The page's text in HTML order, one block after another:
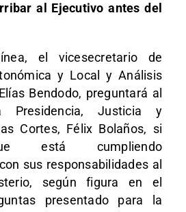
al Ejecutivo antes del
el vicesecretario de
y Local y Análisis
Bendodo, preguntará al
Justicia y
Cortes, Félix Bolaños, si
está cumpliendo
sus responsabilidades al
según figura en el
presentado para la